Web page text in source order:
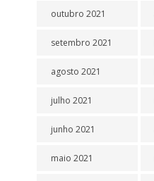
outubro 2021
setembro 2021
agosto 2021
julho 2021
junho 2021
maio 2021